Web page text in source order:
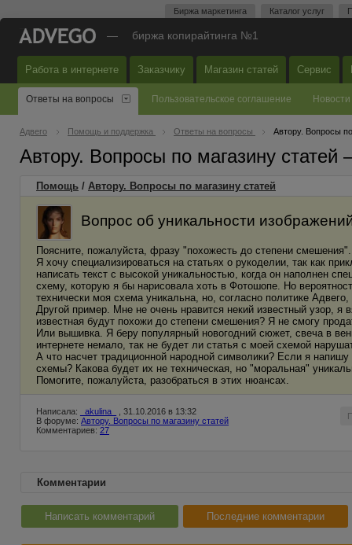
Биржа маркетинга Каталог услуг
— биржа копирайтинга №1
Работа в интернете Заказчику Магазин статей Сервис
Ответы на вопросы Пользовательское соглашение Новости
Адвего Помощь и поддержка Ответы на вопросы Автору. Вопросы
Автору. Вопросы по магазину
Помощь / Автору. Вопросы по магазину статей
Вопрос об уникальности
Поясните, пожалуйста, фразу "похожесть до степени
Я хочу специализироваться на статьях о рукоделии, так как
написать текст с высокой уникальностью, когда он наполнен
схему, которую я бы нарисовала хоть в Фотошопе. Но
технически моя схема уникальна, но, согласно политике
Другой пример. Мне не очень нравится некий известный узор,
известная будут похожи до степени смешения? Я не смогу
Или вышивка. Я беру популярный новогодний сюжет, свеча в
интернете немало, так не будет ли статья с моей схемой
А что насчет традиционной народной символики? Если я
схемы? Какова будет их не техническая, но "моральная"
Помогите, пожалуйста, разобраться в этих нюансах.
Написала: _akulina_
, 31.10.2016 в 13:32
В форуме: Автору. Вопросы по магазину статей
Комментариев: 27
Комментарии
Написать комментарий Последние комментарии